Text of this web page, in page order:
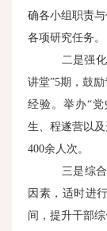
确各小组职责
各项研究任务。
二是强
讲堂”5期，鼓
经验。举办“
生、程遂营以
400余人次。
三是综
因素，适时进
间，提升干部综